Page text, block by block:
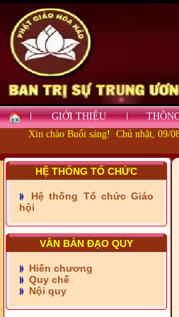
GIỚI THIỆU
Xin chào Buổi sáng! Chủ nhật, 09/
HỆ THỐNG TỔ CHỨC
Hệ thống Tổ chức Giáo
hội
VĂN BẢN ĐẠO QUY
Hiến chương
Quy chế
Nội quy
- Những tấm lòng thiện
nguyện vùng biên
- BAN TRỊ SỰ XÃ ĐẠI
PHƯỚC TỈNH ĐỒNG NAI
- Xã Châu Phú khánh
thành cầu Kênh 7 - Nam
kênh Quốc Gia
- Xã Phú Lâm bàn giao 9
căn nhà Đại đoàn kết
- KHỞI CÔNG XÂY CẦU
RẠCH SÚC XÃ MỸ THUẬN
TỈNH VĨNH LONG